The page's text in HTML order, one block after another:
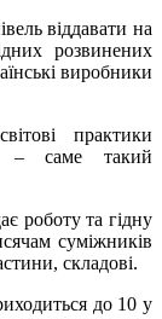
віддавати на
розвинених
виробники
практики
– саме такий
роботу та гідну
суміжників
складові.
до 10 у